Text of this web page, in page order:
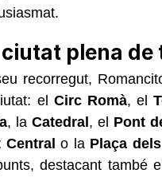
plena de
recorregut,
el Circ Romà, el
, la Catedral, el Pont
Central o la Plaça
destacant també